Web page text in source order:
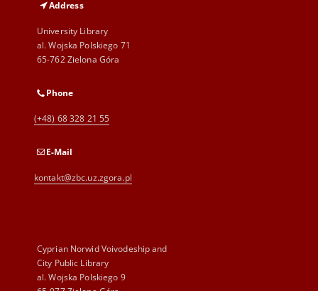
Address
University Library
al. Wojska Polskiego 71
65-762 Zielona Góra
Phone
(+48) 68 328 21 55
E-Mail
kontakt@zbc.uz.zgora.pl
Cyprian Norwid Voivodeship and
City Public Library
al. Wojska Polskiego 9